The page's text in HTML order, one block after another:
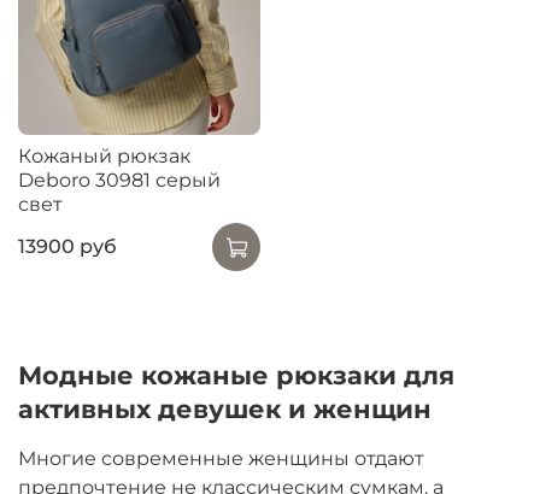
Кожаный рюкзак
Deboro 30981 серый
свет
13900 руб
Модные кожаные рюкзаки для
активных девушек и женщин
Многие современные женщины отдают
предпочтение не классическим сумкам, а